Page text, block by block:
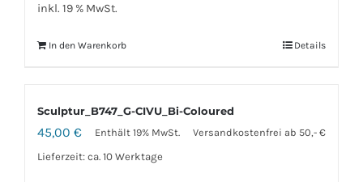
inkl. 19 % MwSt.
In den Warenkorb Details
Sculptur_B747_G-CIVU_Bi-Coloured
45,00 € Enthält 19% MwSt.
Versandkostenfrei ab 50,- €
Lieferzeit: ca. 10 Werktage